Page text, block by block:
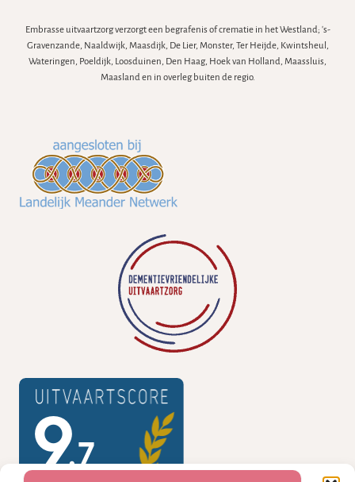
Embrasse uitvaartzorg verzorgt een begrafenis of crematie in het Westland; 's-
Gravenzande, Naaldwijk, Maasdijk, De Lier, Monster, Ter Heijde, Kwintsheul,
Wateringen, Poeldijk, Loosduinen, Den Haag, Hoek van Holland, Maassluis,
Maasland en in overleg buiten de regio.